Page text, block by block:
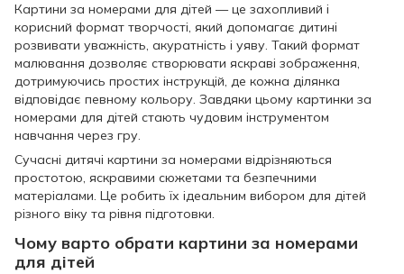
Картини за номерами для дітей — це захопливий і
корисний формат творчості, який допомагає дитині
розвивати уважність, акуратність і уяву. Такий формат
малювання дозволяє створювати яскраві зображення,
дотримуючись простих інструкцій, де кожна ділянка
відповідає певному кольору. Завдяки цьому картинки за
номерами для дітей стають чудовим інструментом
навчання через гру.
Сучасні дитячі картини за номерами відрізняються
простотою, яскравими сюжетами та безпечними
матеріалами. Це робить їх ідеальним вибором для дітей
різного віку та рівня підготовки.
Чому варто обрати картини за номерами
для дітей